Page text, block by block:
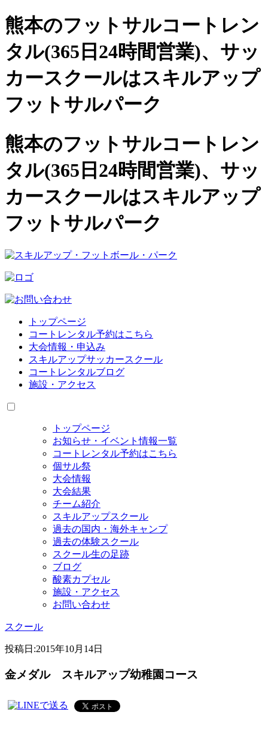
熊本のフットサルコートレン
タル(365日24時間営業)、 サッ
カースクールはスキルアップ
フットサルパーク
熊本のフットサルコートレン
タル(365日24時間営業)、サッ
カースクールはスキルアップ
フットサルパーク
トップページ
コートレンタル予約はこちら
大会情報・申込み
スキルアップサッカースクール
コートレンタルブログ
施設・アクセス
トップページ
お知らせ・イベント情報一覧
コートレンタル予約はこちら
個サル祭
大会情報
大会結果
チーム紹介
スキルアップスクール
過去の国内・海外キャンプ
過去の体験スクール
スクール生の足跡
ブログ
酸素カプセル
施設・アクセス
お問い合わせ
スクール
投稿日:2015年10月14日
金メダル スキルアップ幼稚園コース